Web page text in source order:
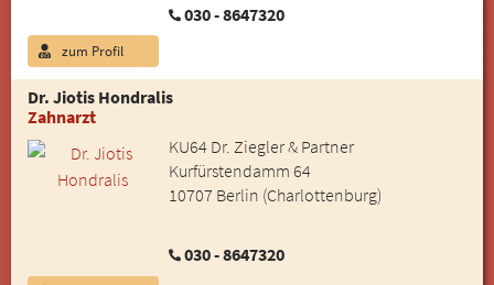
030 - 8647320
zum Profil
Dr. Jiotis Hondralis
Zahnarzt
KU64 Dr. Ziegler & Partner
Kurfürstendamm 64
10707 Berlin (Charlottenburg)
030 - 8647320